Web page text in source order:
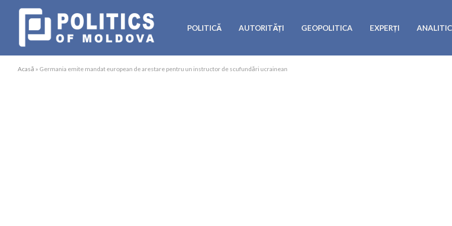
POLITICĂ AUTORITĂȚI GEOPOLITICA EXPERȚI
Acasă » Germania emite mandat european de arestare pentru un instructor de scufundări ucrainean